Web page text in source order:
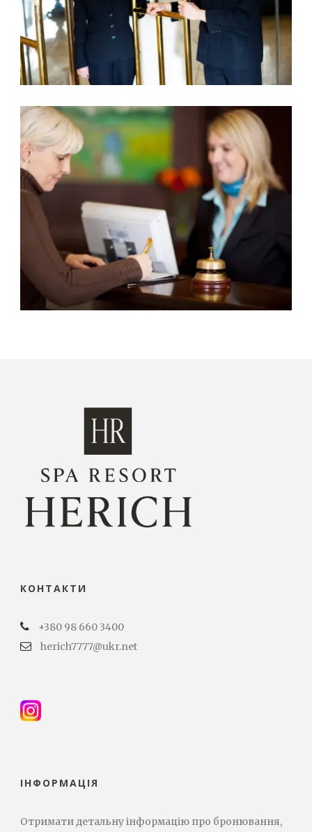
КОНТАКТИ
+380 98 660 3400
herich7777@ukr.net
ІНФОРМАЦІЯ
Отримати детальну інформацію про бронювання,